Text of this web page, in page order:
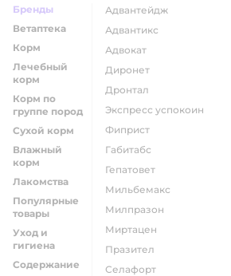
Бренды
Ветаптека
Корм
Лечебный
корм
Корм по
группе пород
Сухой корм
Влажный
корм
Лакомства
Популярные
товары
Уход и
гигиена
Содержание
адвантейдж
адвантикс
адвокат
диронет
дронтал
экспресс успокоин
фиприст
габитабс
гепатовет
мильбемакс
милпразон
миртацен
празител
селафорт